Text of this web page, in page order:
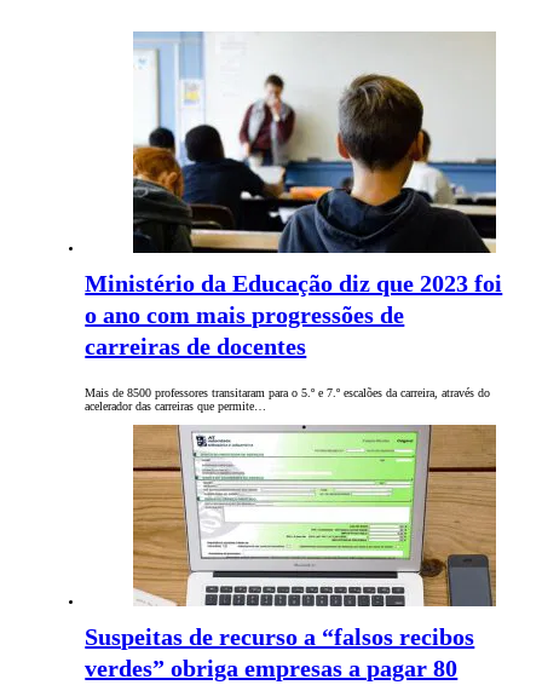
Ministério da Educação diz que 2023 foi
o ano com mais progressões de
carreiras de docentes
Mais de 8500 professores transitaram para o 5.º e 7.º escalões da carreira, através do
acelerador das carreiras que permite…
Suspeitas de recurso a “falsos recibos
verdes” obriga empresas a pagar 80